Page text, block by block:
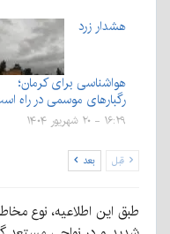
هشدار زرد
هواشناسی برای کرمان؛
رگبارهای موسمی در راه
۱۶:۲۹ - ۲۰ شهریور ۱۴۰۴
قبل بعد
طبق این اطلاعیه، نوع